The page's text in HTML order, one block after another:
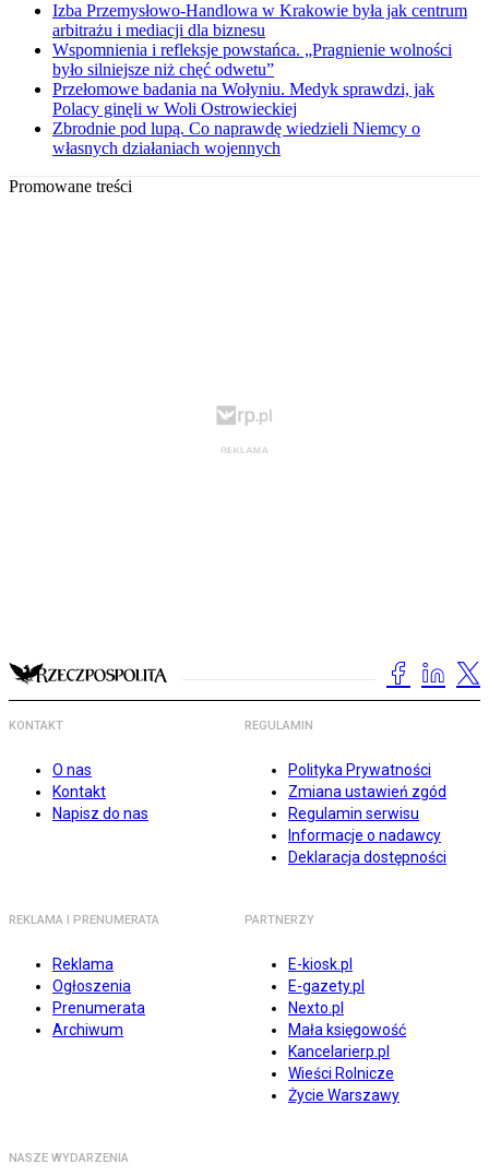
Izba Przemysłowo-Handlowa w Krakowie była jak centrum
arbitrażu i mediacji dla biznesu
Wspomnienia i refleksje powstańca. „Pragnienie wolności
było silniejsze niż chęć odwetu”
Przełomowe badania na Wołyniu. Medyk sprawdzi, jak
Polacy ginęli w Woli Ostrowieckiej
Zbrodnie pod lupą. Co naprawdę wiedzieli Niemcy o
własnych działaniach wojennych
Promowane treści
KONTAKT
O nas
Kontakt
Napisz do nas
REGULAMIN
Polityka Prywatności
Zmiana ustawień zgód
Regulamin serwisu
Informacje o nadawcy
Deklaracja dostępności
REKLAMA I PRENUMERATA
Reklama
Ogłoszenia
Prenumerata
Archiwum
PARTNERZY
E-kiosk.pl
E-gazety.pl
Nexto.pl
Mała księgowość
Kancelarierp.pl
Wieści Rolnicze
Życie Warszawy
NASZE WYDARZENIA